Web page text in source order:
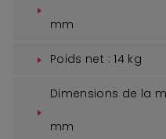
mm
Poids net : 14 kg
Dimensions de la
mm